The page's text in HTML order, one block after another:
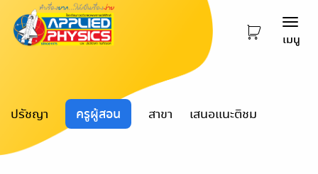
เมนู
ปรัชญา ครูผู้สอน สาขา เสนอแนะติชม